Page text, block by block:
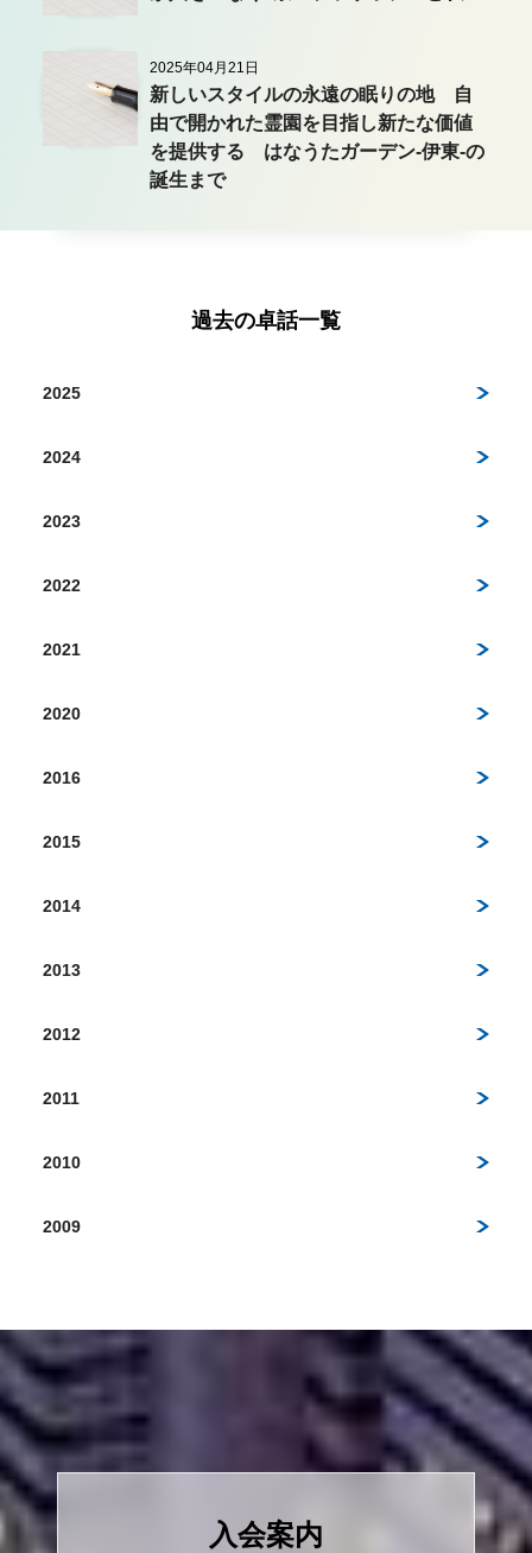
2025年04月21日
新しいスタイルの永遠の眠りの地 自
由で開かれた霊園を目指し新たな価値
を提供する はなうたガーデン-伊東-の
誕生まで
過去の卓話一覧
2025
2024
2023
2022
2021
2020
2016
2015
2014
2013
2012
2011
2010
2009
入会案内